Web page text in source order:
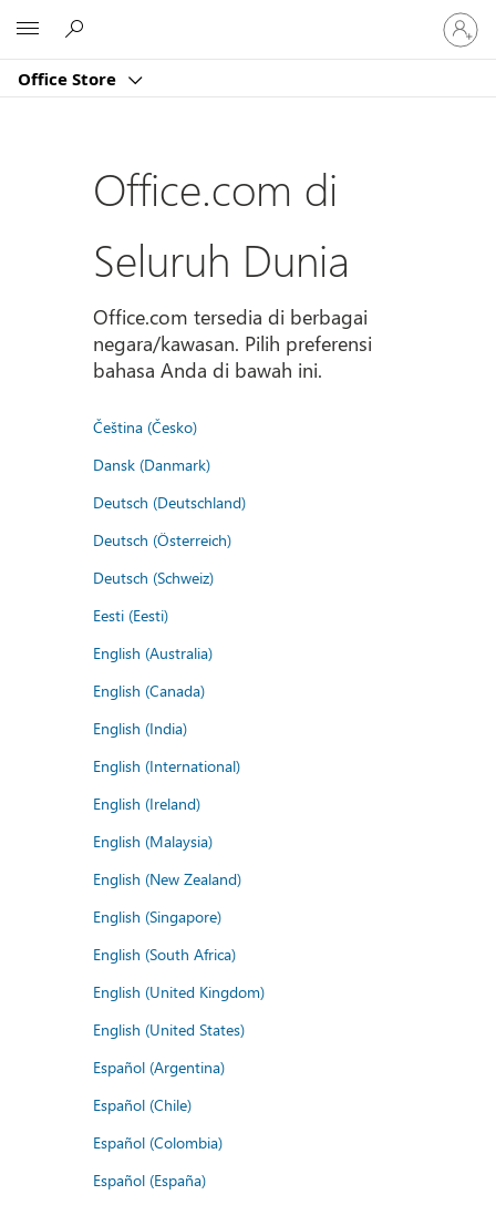
Office Store
Masuk
ke
akun
Office.com di
Seluruh Dunia
Office.com tersedia di berbagai
negara/kawasan. Pilih preferensi
bahasa Anda di bawah ini.
Čeština (Česko)
Dansk (Danmark)
Deutsch (Deutschland)
Deutsch (Österreich)
Deutsch (Schweiz)
Eesti (Eesti)
English (Australia)
English (Canada)
English (India)
English (International)
English (Ireland)
English (Malaysia)
English (New Zealand)
English (Singapore)
English (South Africa)
English (United Kingdom)
English (United States)
Español (Argentina)
Español (Chile)
Español (Colombia)
Español (España)